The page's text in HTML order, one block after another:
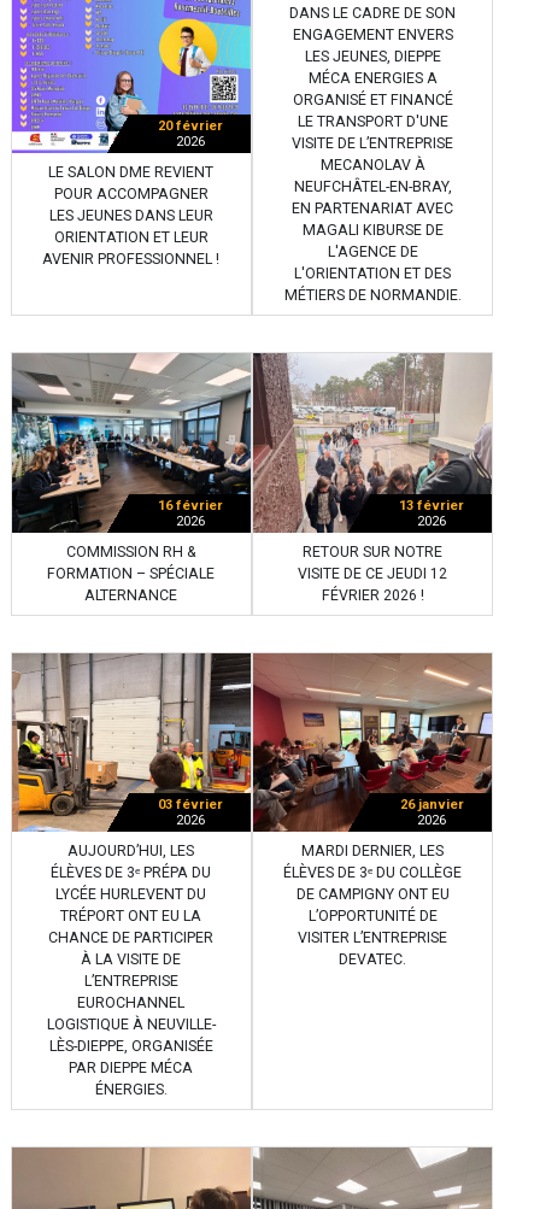
20 février
2026
LE SALON DME REVIENT
POUR ACCOMPAGNER
LES JEUNES DANS LEUR
ORIENTATION ET LEUR
AVENIR PROFESSIONNEL !
DANS LE CADRE DE SON
ENGAGEMENT ENVERS
LES JEUNES, DIEPPE
MÉCA ENERGIES A
ORGANISÉ ET FINANCÉ
LE TRANSPORT D'UNE
VISITE DE L’ENTREPRISE
MECANOLAV À
NEUFCHÂTEL-EN-BRAY,
EN PARTENARIAT AVEC
MAGALI KIBURSE DE
L'AGENCE DE
L'ORIENTATION ET DES
MÉTIERS DE NORMANDIE.
16 février
2026
COMMISSION RH &
FORMATION – SPÉCIALE
ALTERNANCE
13 février
2026
RETOUR SUR NOTRE
VISITE DE CE JEUDI 12
FÉVRIER 2026 !
03 février
2026
AUJOURD’HUI, LES
ÉLÈVES DE 3ᵉ PRÉPA DU
LYCÉE HURLEVENT DU
TRÉPORT ONT EU LA
CHANCE DE PARTICIPER
À LA VISITE DE
L’ENTREPRISE
EUROCHANNEL
LOGISTIQUE À NEUVILLE-
LÈS-DIEPPE, ORGANISÉE
PAR DIEPPE MÉCA
ÉNERGIES.
26 janvier
2026
MARDI DERNIER, LES
ÉLÈVES DE 3ᵉ DU COLLÈGE
DE CAMPIGNY ONT EU
L’OPPORTUNITÉ DE
VISITER L’ENTREPRISE
DEVATEC.